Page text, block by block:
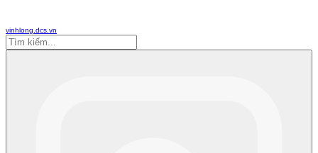
vinhlong.dcs.vn